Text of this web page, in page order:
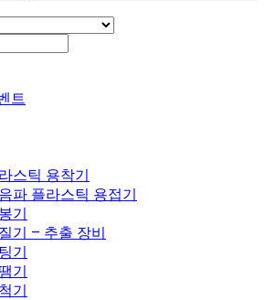
트
스틱 용착기
파 플라스틱 용접기
기
기 – 추출 장비
기
기
기